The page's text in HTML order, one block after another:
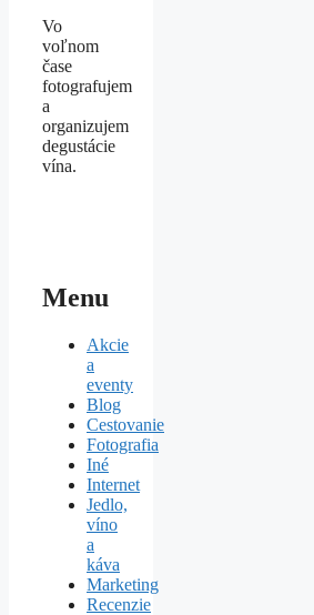
Vo
voľnom
čase
fotografujem
a
organizujem
degustácie
vína.
Menu
Akcie
a
eventy
Blog
Cestovanie
Fotografia
Iné
Internet
Jedlo,
víno
a
káva
Marketing
Recenzie